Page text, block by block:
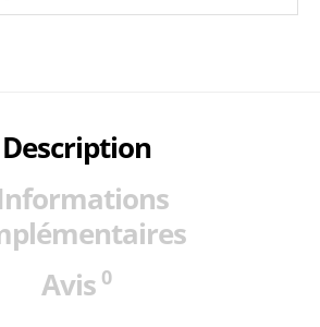
Description
Avis 0